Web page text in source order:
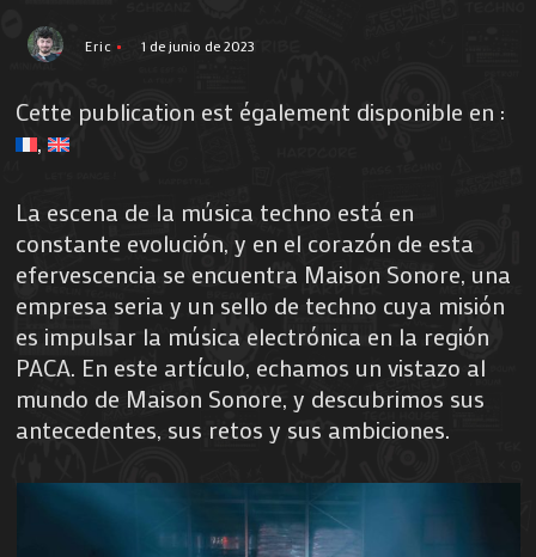
Eric 1 de junio de 2023
Cette publication est également disponible en :
La escena de la música techno está en
constante evolución, y en el corazón de esta
efervescencia se encuentra Maison Sonore, una
empresa seria y un sello de techno cuya misión
es impulsar la música electrónica en la región
PACA. En este artículo, echamos un vistazo al
mundo de Maison Sonore, y descubrimos sus
antecedentes, sus retos y sus ambiciones.